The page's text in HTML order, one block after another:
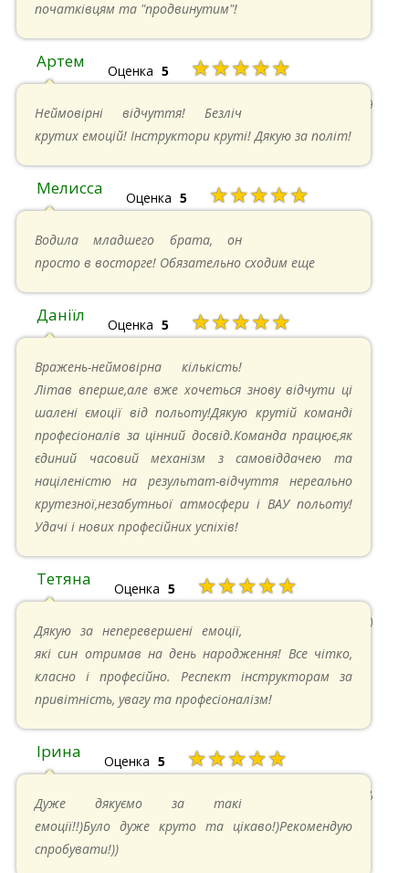
початківцям та "продвинутим"!
Артем Оценка 5 ★★★★★
22.06.2024 в 15:59
Неймовірні відчуття! Безліч
крутих емоцій! Інструктори круті! Дякую за політ!
Мелисса Оценка 5 ★★★★★
Водила младшего брата, он
просто в восторге! Обязательно сходим еще
Даніїл Оценка 5 ★★★★★
Вражень-неймовірна кількість!
Літав вперше,але вже хочеться знову відчути ці
шалені ємоції від польоту!Дякую крутій команді
професіоналів за цінний досвід.Команда працює,як
єдиний часовий механізм з самовіддачею та
націленістю на результат-відчуття нереально
крутезної,незабутньої атмосфери і ВАУ польоту!
Удачі і нових професійних успіхів!
Тетяна Оценка 5 ★★★★★
13.05.2024 в 11:30
Дякую за неперевершені емоції,
які син отримав на день народження! Все чітко,
класно і професійно. Респект інструкторам за
привітність, увагу та професіоналізм!
Ірина Оценка 5 ★★★★★
11.05.2024 в 15:48
Дуже дякуємо за такі
емоції!!)Було дуже круто та цікаво!)Рекомендую
спробувати!))